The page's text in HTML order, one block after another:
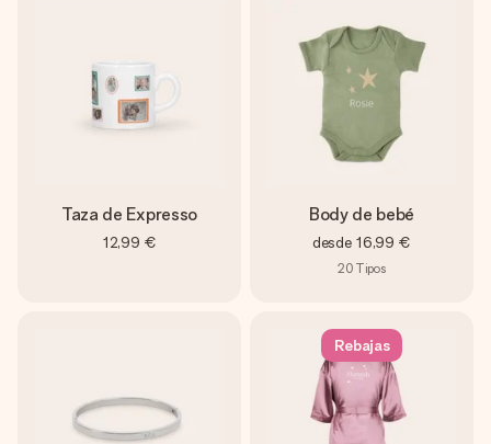
Taza de Expresso
12,99 €
Body de bebé
desde 16,99 €
20 Tipos
Rebajas